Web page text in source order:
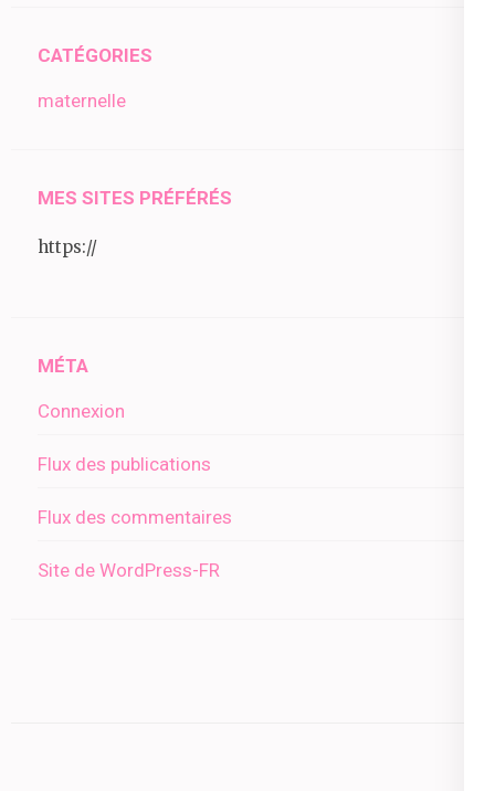
CATÉGORIES
maternelle
MES SITES PRÉFÉRÉS
https://
MÉTA
Connexion
Flux des publications
Flux des commentaires
Site de WordPress-FR